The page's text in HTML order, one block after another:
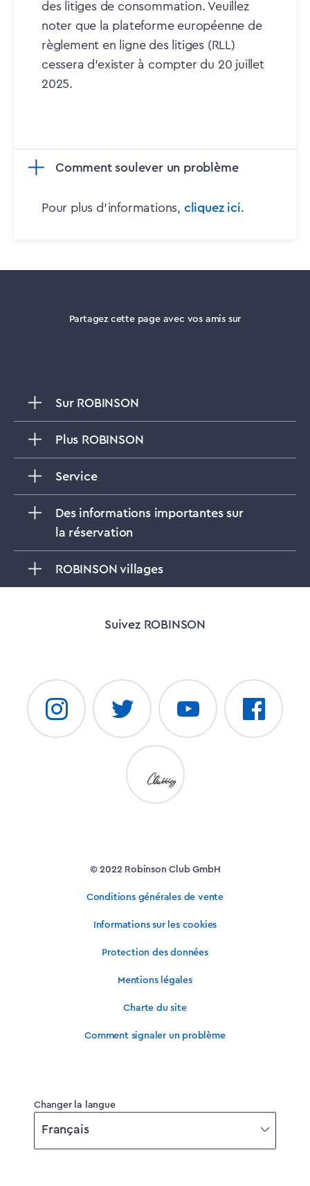
des litiges de consommation. Veuillez
noter que la plateforme européenne de
règlement en ligne des litiges (RLL)
cessera d'exister à compter du 20 juillet
2025.
Comment soulever un problème
Pour plus d'informations, cliquez ici.
Partagez cette page avec vos amis sur
Sur ROBINSON
Plus ROBINSON
Service
Des informations importantes sur
la réservation
ROBINSON villages
Suivez ROBINSON
© 2022 Robinson Club GmbH
Conditions générales de vente
Informations sur les cookies
Protection des données
Mentions légales
Charte du site
Comment signaler un problème
Changer la langue
Français